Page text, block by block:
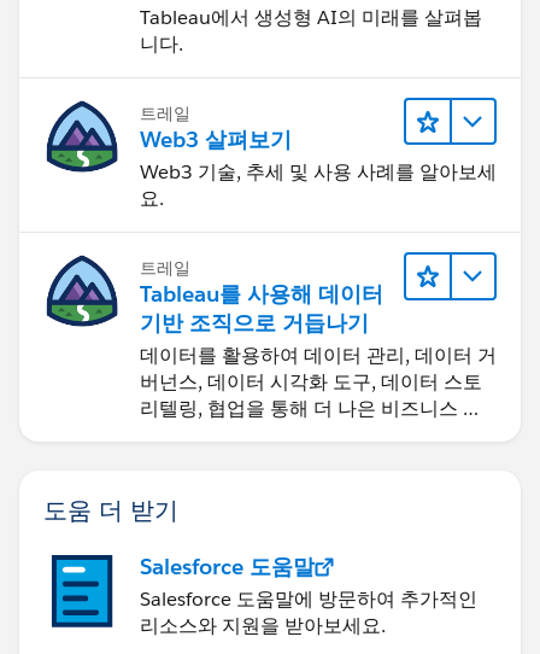
Tableau에서 생성형 AI의 미래를 살펴봅
니다.
트레일
Web3 살펴보기
Web3 기술, 추세 및 사용 사례를 알아보세
요.
트레일
Tableau를 사용해 데이터
기반 조직으로 거듭나기
데이터를 활용하여 데이터 관리, 데이터 거
버넌스, 데이터 시각화 도구, 데이터 스토
리텔링, 협업을 통해 더 나은 비즈니스 성
과를 달성하세요.
도움 더 받기
Salesforce 도움말
Salesforce 도움말에 방문하여 추가적인
리소스와 지원을 받아보세요.